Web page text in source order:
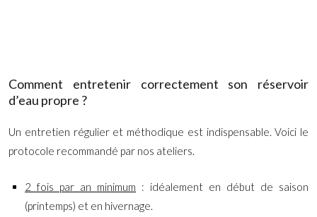
Comment entretenir correctement son réservoir
d’eau propre ?
Un entretien régulier et méthodique est indispensable. Voici le
protocole recommandé par nos ateliers.
2 fois par an minimum : idéalement en début de saison
(printemps) et en hivernage.